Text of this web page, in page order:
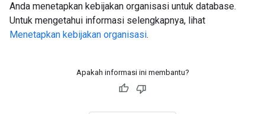
Anda menetapkan kebijakan organisasi untuk database.
Untuk mengetahui informasi selengkapnya, lihat
Menetapkan kebijakan organisasi.
Apakah informasi ini membantu?